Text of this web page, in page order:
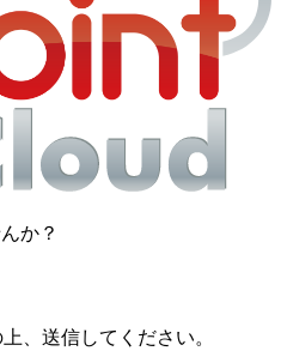
か？
、送信してください。